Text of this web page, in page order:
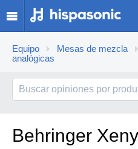
Equipo Mesas de mezcla
analógicas
Behringer